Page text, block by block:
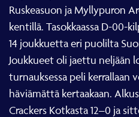
Ruskeasuon ja Myllypuron
kentillä. Tasokkaassa D-00-
14 joukkuetta eri puolilta
Joukkueet oli jaettu neljään
turnauksessa peli
häviämättä kertaakaan.
Crackers Kotkasta 12–0 ja